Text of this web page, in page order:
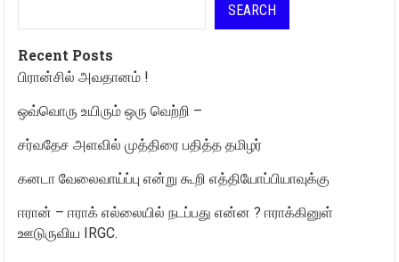
SEARCH
Recent Posts
பிரான்சில் அவதானம் !
ஒவ்வொரு உயிரும் ஒரு வெற்றி –
சர்வதேச அளவில் முத்திரை பதித்த தமிழர்
கனடா வேலைவாய்ப்பு என்று கூறி எத்தியோப்பியாவுக்கு
ஈரான் – ஈராக் எல்லையில் நடப்பது என்ன ? ஈராக்கினுள்
ஊடுருவிய IRGC.